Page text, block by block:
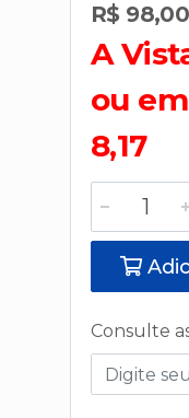
R$ 98,00
A
ou
8,17
Consulte